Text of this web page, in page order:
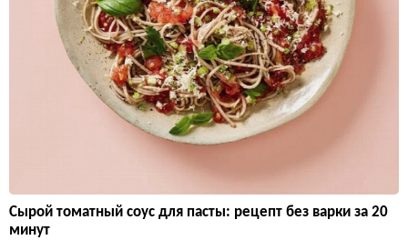
Сырой томатный соус для пасты: рецепт без варки за 20
минут